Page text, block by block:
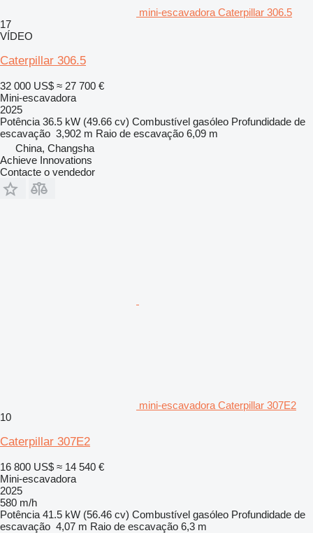
mini-escavadora Caterpillar 306.5
17
VÍDEO
Caterpillar 306.5
32 000 US$ ≈ 27 700 €
Mini-escavadora
2025
Potência 36.5 kW (49.66 cv) Combustível gasóleo Profundidade de
escavação 3,902 m Raio de escavação 6,09 m
China, Changsha
Achieve Innovations
Contacte o vendedor
mini-escavadora Caterpillar 307E2
10
Caterpillar 307E2
16 800 US$ ≈ 14 540 €
Mini-escavadora
2025
580 m/h
Potência 41.5 kW (56.46 cv) Combustível gasóleo Profundidade de
escavação 4,07 m Raio de escavação 6,3 m